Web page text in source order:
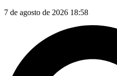
7 de agosto de 2026 18:58